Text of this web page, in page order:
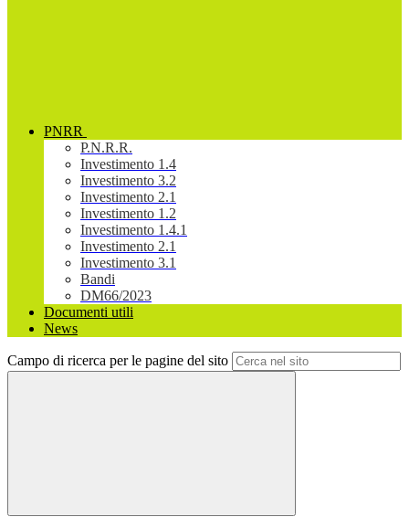
PNRR
P.N.R.R.
Investimento 1.4
Investimento 3.2
Investimento 2.1
Investimento 1.2
Investimento 1.4.1
Investimento 2.1
Investimento 3.1
Bandi
DM66/2023
Documenti utili
News
Campo di ricerca per le pagine del sito